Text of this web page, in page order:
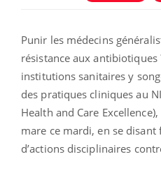
Punir les médecins
résistance aux antibiotiques
institutions sanitaires y
des pratiques cliniques au
Health and Care
mare ce mardi, en se
d’actions disciplinaires